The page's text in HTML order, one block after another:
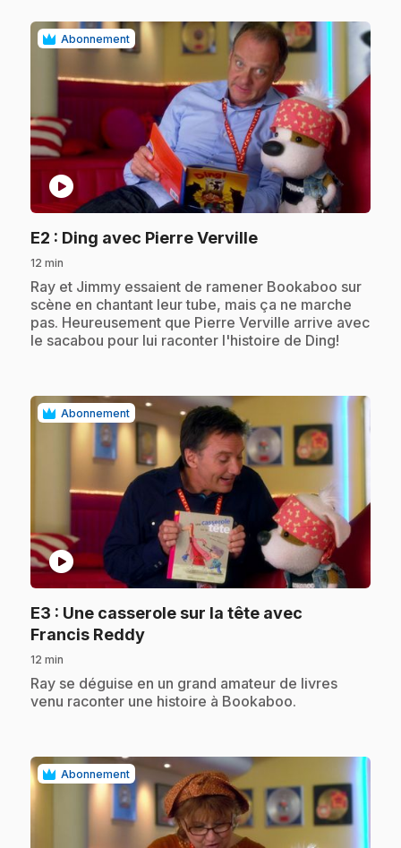
Abonnement
play_circle
E2 : Ding avec Pierre Verville.
12 min
.Ray et Jimmy essaient de ramener Bookaboo sur
scène en chantant leur tube, mais ça ne marche
pas. Heureusement que Pierre Verville arrive avec
le sacabou pour lui raconter l'histoire de Ding!
Abonnement
play_circle
E3 : Une casserole sur la tête avec
Francis Reddy.
12 min
.Ray se déguise en un grand amateur de livres
venu raconter une histoire à Bookaboo.
Abonnement